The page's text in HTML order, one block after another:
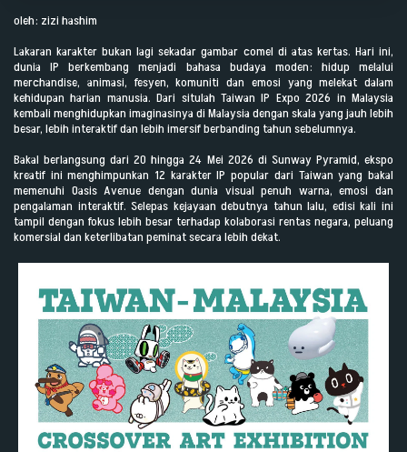
oleh: zizi hashim
Lakaran karakter bukan lagi sekadar gambar comel di atas kertas. Hari ini,
dunia IP berkembang menjadi bahasa budaya moden: hidup melalui
merchandise, animasi, fesyen, komuniti dan emosi yang melekat dalam
kehidupan harian manusia. Dari situlah Taiwan IP Expo 2026 in Malaysia
kembali menghidupkan imaginasinya di Malaysia dengan skala yang jauh lebih
besar, lebih interaktif dan lebih imersif berbanding tahun sebelumnya.
Bakal berlangsung dari 20 hingga 24 Mei 2026 di Sunway Pyramid, ekspo
kreatif ini menghimpunkan 12 karakter IP popular dari Taiwan yang bakal
memenuhi Oasis Avenue dengan dunia visual penuh warna, emosi dan
pengalaman interaktif. Selepas kejayaan debutnya tahun lalu, edisi kali ini
tampil dengan fokus lebih besar terhadap kolaborasi rentas negara, peluang
komersial dan keterlibatan peminat secara lebih dekat.